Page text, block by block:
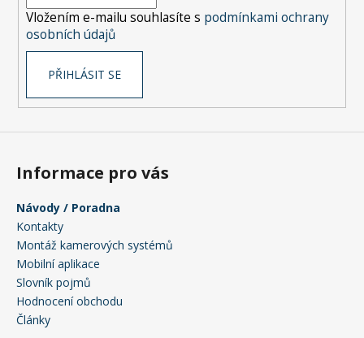
r
ý
p
Vložením e-mailu souhlasíte s podmínkami ochrany
osobních údajů
PŘIHLÁSIT SE
Informace pro vás
Návody / Poradna
Kontakty
Montáž kamerových systémů
Mobilní aplikace
Slovník pojmů
Hodnocení obchodu
Články